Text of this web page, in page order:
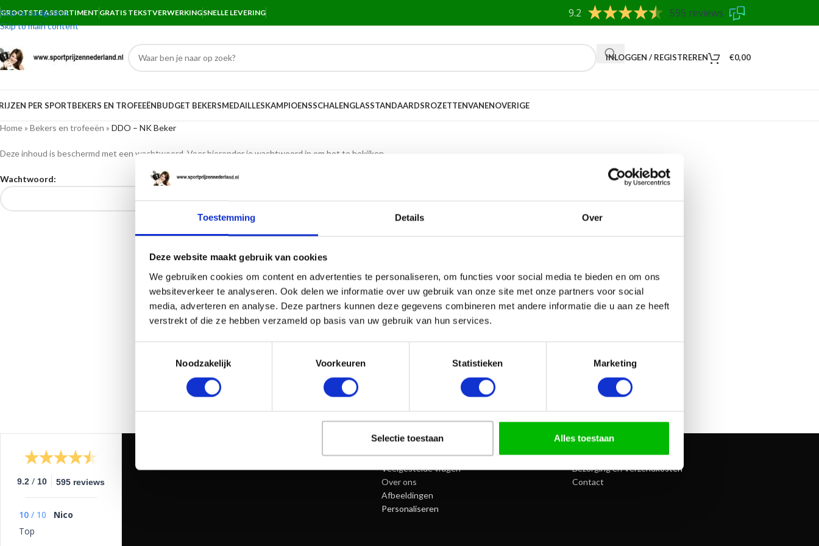
Toestemming Details Over
Deze website maakt gebruik van cookies
We gebruiken cookies om content en advertenties te personaliseren, om functies voor social media te bieden en om ons
websiteverkeer te analyseren. Ook delen we informatie over uw gebruik van onze site met onze partners voor social
media, adverteren en analyse. Deze partners kunnen deze gegevens combineren met andere informatie die u aan ze heeft
verstrekt of die ze hebben verzameld op basis van uw gebruik van hun services.
Noodzakelijk
Voorkeuren Statistieken Marketing
Selectie toestaan Alles toestaan
Skip to navigation
Skip to main content
GROOTSTE ASSORTIMENT GRATIS TEKSTVERWERKINGSNELLE LEVERING 9.2 595 reviews
INLOGGEN / REGISTREREN €0,00
PER SPORTBEKERS EN TROFEEËNBUDGET BEKERSMEDAILLESKAMPIOENSSCHALENGLASSTANDAARDSROZETTENVANENOVERIGE
Home» Bekers en trofeeën » DDO – NK Beker
Deze inhoud is beschermd met een wachtwoord. Voer hieronder je wachtwoord in om het te bekijken.
Wachtwoord:
9.2 / 10 595 reviews
10 / 10
Nico
Top
SPORTPRIJZENNEDERLAND.NL
Algemene Voorwaarden
Veelgestelde vragen
Over ons
Afbeeldingen
Personaliseren
INFORMATIE
Betaalmethoden
Bezorging en Verzendkosten
Contact